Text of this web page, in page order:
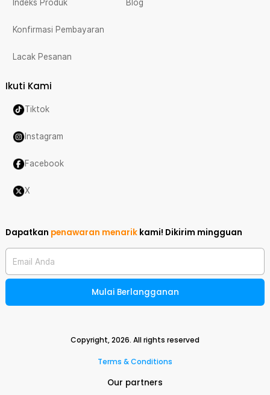
Indeks Produk
Konfirmasi Pembayaran
Lacak Pesanan
Blog
Ikuti Kami
Tiktok
Instagram
Facebook
X
Dapatkan penawaran menarik kami! Dikirim mingguan
Email Anda
Mulai Berlangganan
Copyright,2026. All rights reserved
Terms & Conditions
Our partners